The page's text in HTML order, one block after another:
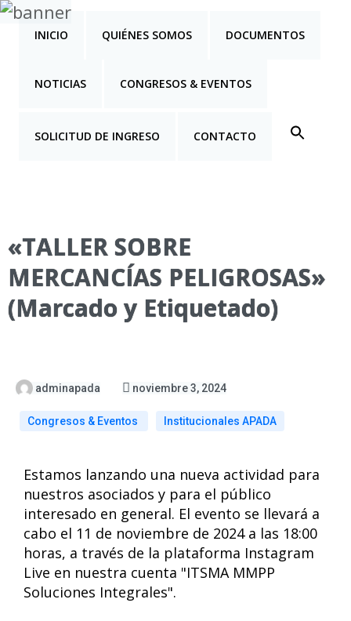
INICIO QUIÉNES SOMOS DOCUMENTOS
NOTICIAS CONGRESOS & EVENTOS
SOLICITUD DE INGRESO CONTACTO
«TALLER SOBRE
MERCANCÍAS PELIGROSAS»
(Marcado y Etiquetado)
adminapada noviembre 3, 2024
Congresos & Eventos Institucionales APADA
Estamos lanzando una nueva actividad para
nuestros asociados y para el público
interesado en general. El evento se llevará a
cabo el 11 de noviembre de 2024 a las 18:00
horas, a través de la plataforma Instagram
Live en nuestra cuenta "ITSMA MMPP
Soluciones Integrales".